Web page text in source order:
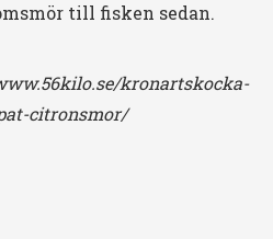
till fisken sedan.
kronartskocka-
citronsmor/